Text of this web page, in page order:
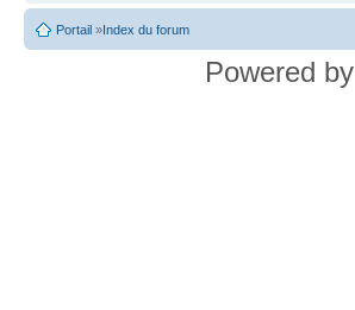
Portail »Index du forum
Powered by